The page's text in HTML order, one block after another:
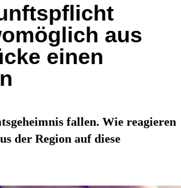
aus
einen
fallen. Wie reagieren
der Region auf diese